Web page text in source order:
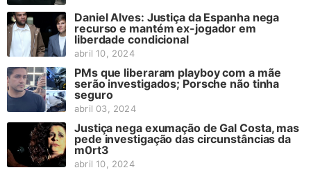
Daniel Alves: Justiça da Espanha nega
recurso e mantém ex-jogador em
liberdade condicional
abril 10, 2024
PMs que liberaram playboy com a mãe
serão investigados; Porsche não tinha
seguro
abril 03, 2024
Justiça nega exumação de Gal Costa, mas
pede investigação das circunstâncias da
m0rt3
abril 10, 2024